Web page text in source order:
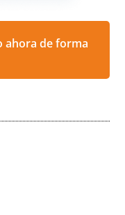
ahora de forma